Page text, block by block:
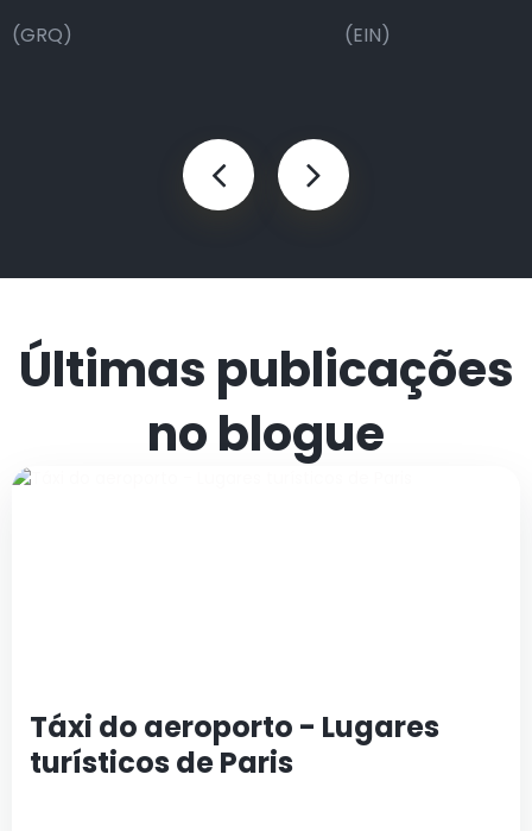
(GRQ) (EIN)
Últimas publicações
no blogue
Táxi do aeroporto - Lugares
turísticos de Paris